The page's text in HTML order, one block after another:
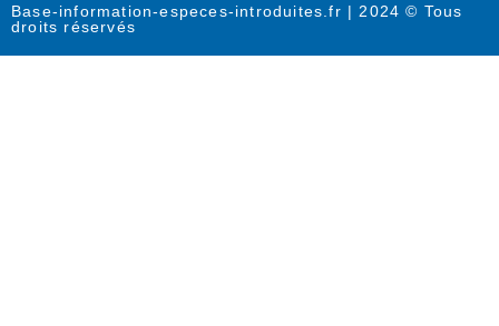
Base-information-especes-introduites.fr | 2024 © Tous
droits réservés